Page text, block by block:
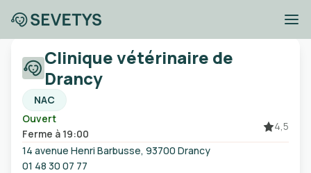
Cliniques vétérinaires
à proximité de Bobigny
Ville, code postal, etc
Ouvert Urgences
Clinique vétérinaire de
Drancy
NAC
Ouvert
Ferme à 19:00
4,5
14 avenue Henri Barbusse, 93700 Drancy
01 48 30 07 77